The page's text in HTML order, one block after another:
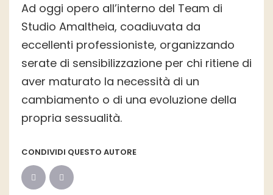
Ad oggi opero all’interno del Team di
Studio Amaltheia, coadiuvata da
eccellenti professioniste, organizzando
serate di sensibilizzazione per chi ritiene di
aver maturato la necessità di un
cambiamento o di una evoluzione della
propria sessualità.
CONDIVIDI QUESTO AUTORE